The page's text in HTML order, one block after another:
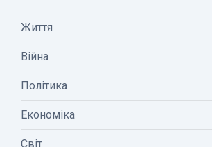
Життя
Війна
Політика
Економіка
Світ